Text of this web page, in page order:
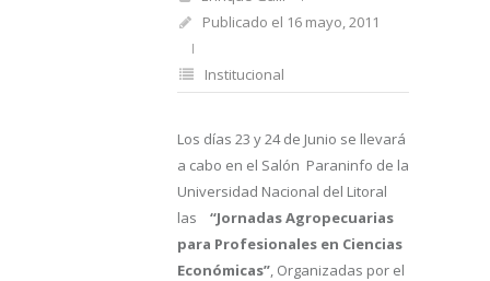
Publicado el 16 mayo, 2011
Institucional
Los días 23 y 24 de Junio se llevará
a cabo en el Salón Paraninfo de la
Universidad Nacional del Litoral
las “Jornadas Agropecuarias
para Profesionales en Ciencias
Económicas”, Organizadas por el